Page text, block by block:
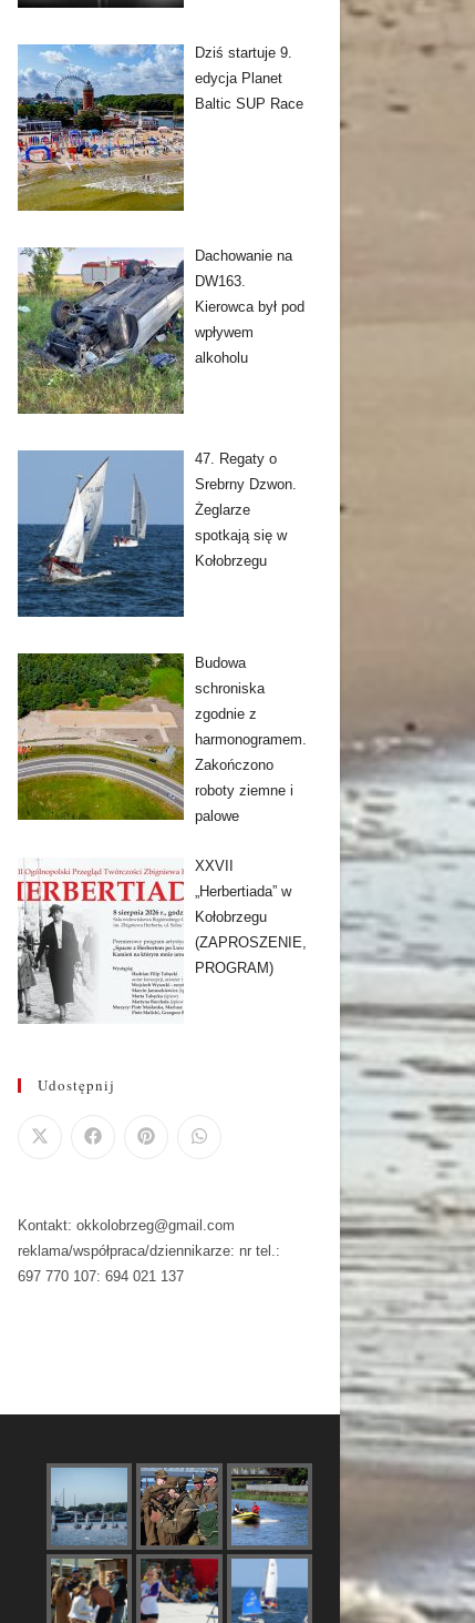
Dziś startuje 9.
edycja Planet
Baltic SUP Race
Dachowanie na
DW163.
Kierowca był pod
wpływem
alkoholu
47. Regaty o
Srebrny Dzwon.
Żeglarze
spotkają się w
Kołobrzegu
Budowa
schroniska
zgodnie z
harmonogramem.
Zakończono
roboty ziemne i
palowe
XXVII
„Herbertiada” w
Kołobrzegu
(ZAPROSZENIE,
PROGRAM)
Udostępnij
Kontakt: okkolobrzeg@gmail.com
reklama/współpraca/dziennikarze: nr tel.:
697 770 107: 694 021 137